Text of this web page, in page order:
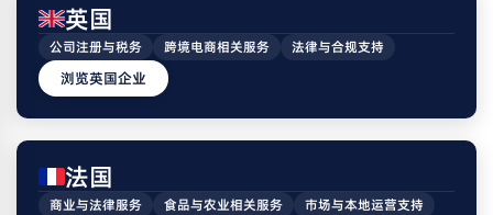
英国
公司注册与税务 跨境电商相关服务 法律与合规支持
浏览英国企业
法国
商业与法律服务 食品与农业相关服务 市场与本地运营支持